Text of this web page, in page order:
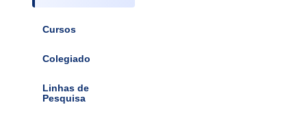
Cursos
Colegiado
Linhas de
Pesquisa